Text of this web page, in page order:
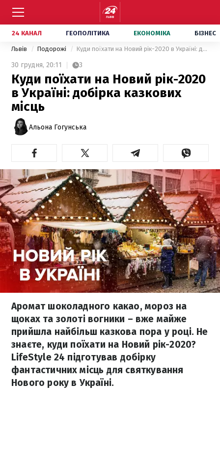
24 КАНАЛ ГЕОПОЛІТИКА ЕКОНОМІКА БІЗНЕС
Львів Подорожі Куди поїхати на Новий рік-2020 в Україні: добірка казкових місць
30 грудня, 20:11 3
Куди поїхати на Новий рік-2020
в Україні: добірка казкових
місць
Альона Гогунська
Аромат шоколадного какао, мороз на
щоках та золоті вогники – вже майже
прийшла найбільш казкова пора у році. Не
знаєте, куди поїхати на Новий рік-2020?
LifeStyle 24 підготував добірку
фантастичних місць для святкування
Нового року в Україні.